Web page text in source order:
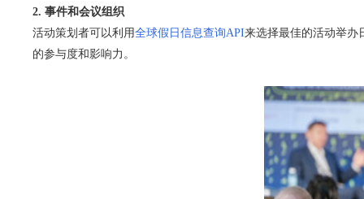
2. 事件和会议组织
活动策划者可以利用全球假日信息查询API来选择最佳的活动举办
的参与度和影响力。